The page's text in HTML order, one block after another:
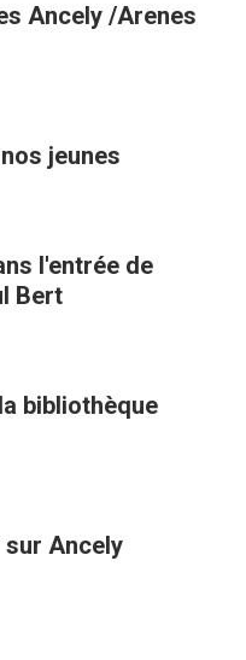
Ancely /Arenes
jeunes
l'entrée de
Bert
bibliothèque
Ancely